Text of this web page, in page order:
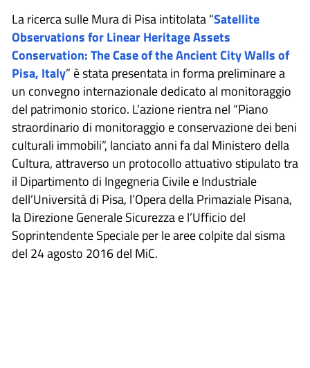
La ricerca sulle Mura di Pisa intitolata “Satellite
Observations for Linear Heritage Assets
Conservation: The Case of the Ancient City Walls of
Pisa, Italy” è stata presentata in forma preliminare a
un convegno internazionale dedicato al monitoraggio
del patrimonio storico. L’azione rientra nel “Piano
straordinario di monitoraggio e conservazione dei beni
culturali immobili”, lanciato anni fa dal Ministero della
Cultura, attraverso un protocollo attuativo stipulato tra
il Dipartimento di Ingegneria Civile e Industriale
dell’Università di Pisa, l’Opera della Primaziale Pisana,
la Direzione Generale Sicurezza e l’Ufficio del
Soprintendente Speciale per le aree colpite dal sisma
del 24 agosto 2016 del MiC.